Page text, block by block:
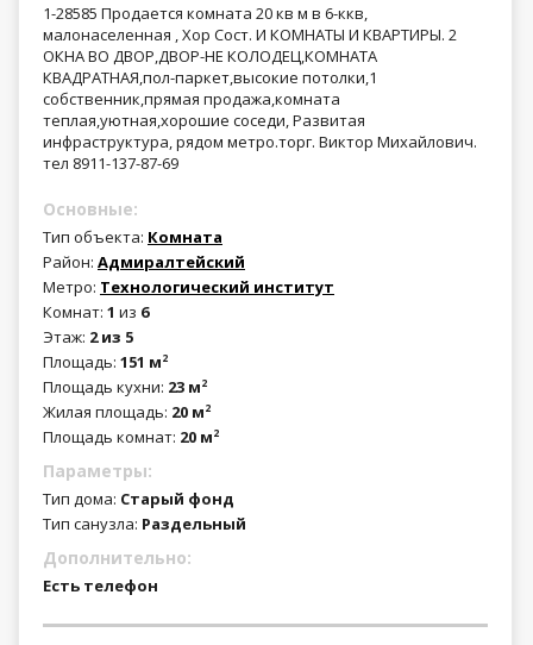
1-28585 Продается комната 20 кв м в 6-ккв,
малонаселенная , Хор Сост. И КОМНАТЫ И КВАРТИРЫ. 2
ОКНА ВО ДВОР,ДВОР-НЕ КОЛОДЕЦ,КОМНАТА
КВАДРАТНАЯ,пол-паркет,высокие потолки,1
собственник,прямая продажа,комната
теплая,уютная,хорошие соседи, Развитая
инфраструктура, рядом метро.торг. Виктор Михайлович.
тел 8911-137-87-69
Основные:
Тип объекта: Комната
Район: Адмиралтейский
Метро: Технологический институт
Комнат: 1 из 6
Этаж: 2 из 5
Площадь: 151 м2
Площадь кухни: 23 м2
Жилая площадь: 20 м2
Площадь комнат: 20 м2
Параметры:
Тип дома: Старый фонд
Тип санузла: Раздельный
Дополнительно:
Есть телефон